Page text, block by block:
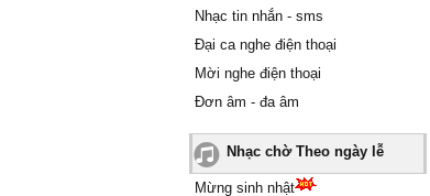
Nhạc tin nhắn - sms
Đại ca nghe điện thoại
Mời nghe điện thoại
Đơn âm - đa âm
Nhạc chờ Theo ngày lễ
Mừng sinh nhật